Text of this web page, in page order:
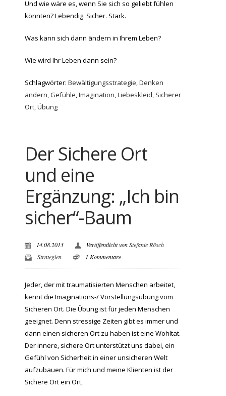
Und wie wäre es, wenn Sie sich so geliebt fühlen
könnten? Lebendig. Sicher. Stark.
Was kann sich dann ändern in Ihrem Leben?
Wie wird Ihr Leben dann sein?
Schlagwörter: Bewältigungsstrategie,Denken
ändern,Gefühle,Imagination,Liebeskleid, Sicherer
Ort,Übung
Der Sichere Ort
und eine
Ergänzung: „Ich bin
sicher“-Baum
14.08.2013 Veröffentlicht vonStefanie Rösch
Strategien
1 Kommentare
Jeder, der mit traumatisierten Menschen arbeitet,
kennt die Imaginations-/ Vorstellungsübung vom
Sicheren Ort. Die Übung ist für jeden Menschen
geeignet. Denn stressige Zeiten gibt es immer und
dann einen sicheren Ort zu haben ist eine Wohltat.
Der innere, sichere Ort unterstützt uns dabei, ein
Gefühl von Sicherheit in einer unsicheren Welt
aufzubauen. Für mich und meine Klienten ist der
Sichere Ort ein Ort,